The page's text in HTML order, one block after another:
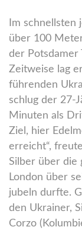
Im schnellsten
über 100
der Potsdamer
Zeitweise lag
führenden
schlug der 27-
Minuten als
Ziel, hier
erreicht“,
Silber über die
London über
jubeln durfte.
den Ukrainer,
Corzo